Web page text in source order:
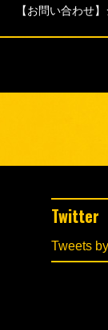
【お問い合わせ
Twitter
Tweets